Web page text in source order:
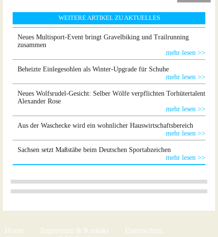
WEITERE ARTIKEL ZU AKTUELLES
Neues Multisport-Event bringt Gravelbiking und Trailrunning
zusammen
mehr lesen >>
Beheizte Einlegesohlen als Winter-Upgrade für Schuhe
mehr lesen >>
Neues Wolfsrudel-Gesicht: Selber Wölfe verpflichten Torhütertalent
Alexander Rose
mehr lesen >>
Aus der Waschecke wird ein wohnlicher Hauswirtschaftsbereich
mehr lesen >>
Sachsen setzt Maßstäbe beim Deutschen Sportabzeichen
mehr lesen >>
Home Impressum & Kontakt
Datenschutz